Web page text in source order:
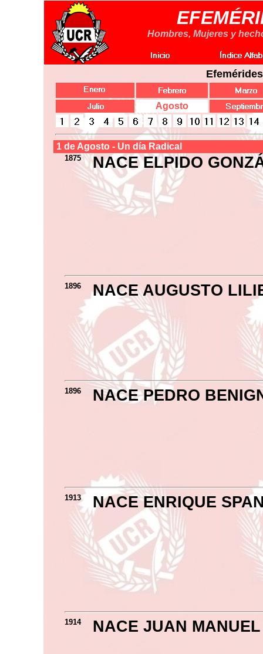
Hombres, Mujeres y
Agosto
1 de Agosto - Un día Radical
1875 NACE ELPIDO
1896 NACE AUGUSTO
1896 NACE PEDRO
1913 NACE ENRIQUE
1914 NACE JUAN